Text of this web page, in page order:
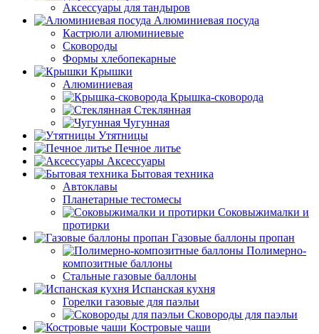
Аксессуары для тандыров
Алюминиевая посуда
Кастрюли алюминиевые
Сковороды
Формы хлебопекарные
Крышки
Алюминиевая
Крышка-сковорода
Стеклянная
Чугунная
Утятницы
Печное литье
Аксессуары
Бытовая техника
Автоклавы
Планетарные тестомесы
Соковыжималки и
протирки
Газовые баллоны пропан
Полимерно-
композитные баллоны
Стальные газовые баллоны
Испанская кухня
Горелки газовые для паэльи
Сковороды для паэльи
Костровые чаши